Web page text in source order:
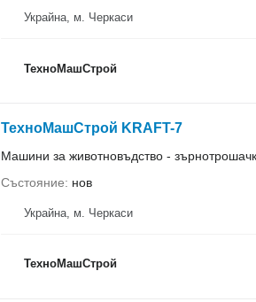
Украйна, м. Черкаси
ТехноМашСтрой
ТехноМашСтрой KRAFT-7
Машини за животновъдство -
Състояние
нов
Украйна, м. Черкаси
ТехноМашСтрой